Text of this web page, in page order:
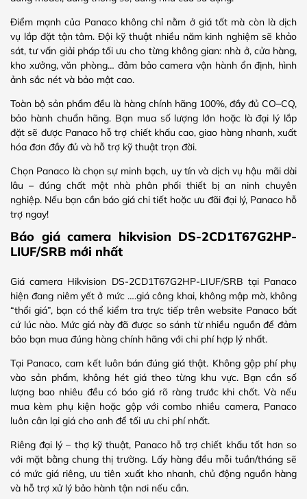
Điểm mạnh của Panaco không chỉ nằm ở giá tốt mà còn là dịch
vụ lắp đặt tận tâm. Đội kỹ thuật nhiều năm kinh nghiệm sẽ khảo
sát, tư vấn giải pháp tối ưu cho từng không gian: nhà ở, cửa hàng,
kho xưởng, văn phòng… đảm bảo camera vận hành ổn định, hình
ảnh sắc nét và bảo mật cao.
Toàn bộ sản phẩm đều là hàng chính hãng 100%, đầy đủ CO–CQ,
bảo hành chuẩn hãng. Bạn mua số lượng lớn hoặc là đại lý lắp
đặt sẽ được Panaco hỗ trợ chiết khấu cao, giao hàng nhanh, xuất
hóa đơn đầy đủ và hỗ trợ kỹ thuật trọn đời.
Chọn Panaco là chọn sự minh bạch, uy tín và dịch vụ hậu mãi dài
lâu – đúng chất một nhà phân phối thiết bị an ninh chuyên
nghiệp. Nếu bạn cần báo giá chi tiết hoặc ưu đãi đại lý, Panaco hỗ
trợ ngay!
Báo giá camera hikvision DS-2CD1T67G2HP-
LIUF/SRB mới nhất
Giá camera Hikvision DS-2CD1T67G2HP-LIUF/SRB tại Panaco
hiện đang niêm yết ở mức ….giá công khai, không mập mờ, không
“thổi giá”, bạn có thể kiểm tra trực tiếp trên website Panaco bất
cứ lúc nào. Mức giá này đã được so sánh từ nhiều nguồn để đảm
bảo bạn mua đúng hàng chính hãng với chi phí hợp lý nhất.
Tại Panaco, cam kết luôn bán đúng giá thật. Không gộp phí phụ
vào sản phẩm, không hét giá theo từng khu vực. Bạn cần số
lượng bao nhiêu đều có báo giá rõ ràng trước khi chốt. Và nếu
mua kèm phụ kiện hoặc gộp với combo nhiều camera, Panaco
luôn cân lại giá cho anh để tối ưu chi phí nhất.
Riêng đại lý – thợ kỹ thuật, Panaco hỗ trợ chiết khấu tốt hơn so
với mặt bằng chung thị trường. Lấy hàng đều mỗi tuần/tháng sẽ
có mức giá riêng, ưu tiên xuất kho nhanh, chủ động nguồn hàng
và hỗ trợ xử lý bảo hành tận nơi nếu cần.